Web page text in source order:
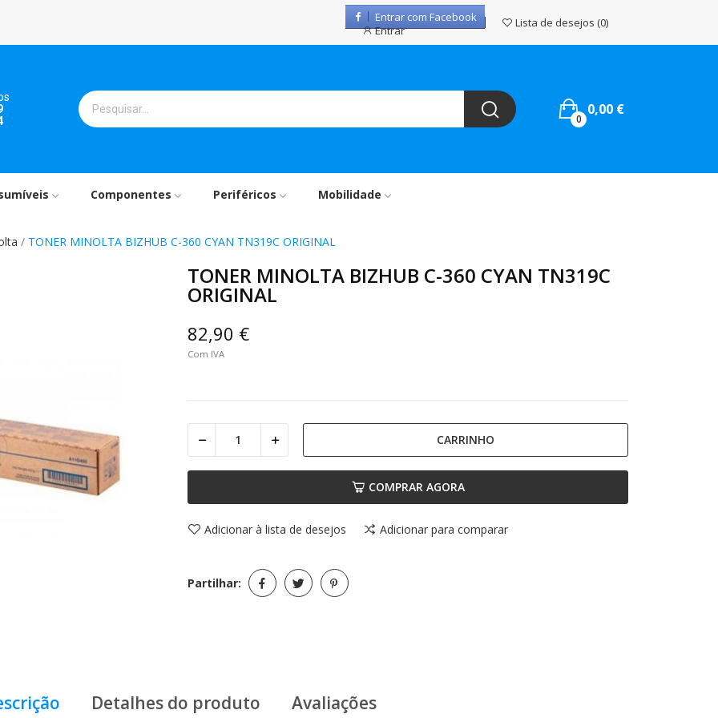
Entrar com Facebook
Entrar
Lista de desejos 0
0,00 €
0
Componentes Periféricos Mobilidade
TONER MINOLTA BIZHUB C-360 CYAN TN319C ORIGINAL
TONER MINOLTA BIZHUB C-360 CYAN TN319C
ORIGINAL
82,90 €
Com IVA
CARRINHO
COMPRAR AGORA
Adicionar à lista de desejos Adicionar para comparar
Partilhar:
Detalhes do produto Avaliações